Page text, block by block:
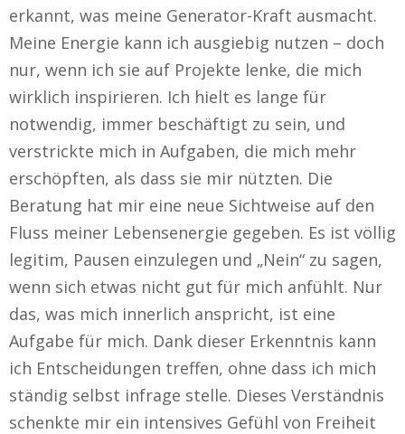
erkannt, was meine Generator-Kraft ausmacht.
Meine Energie kann ich ausgiebig nutzen – doch
nur, wenn ich sie auf Projekte lenke, die mich
wirklich inspirieren. Ich hielt es lange für
notwendig, immer beschäftigt zu sein, und
verstrickte mich in Aufgaben, die mich mehr
erschöpften, als dass sie mir nützten. Die
Beratung hat mir eine neue Sichtweise auf den
Fluss meiner Lebensenergie gegeben. Es ist völlig
legitim, Pausen einzulegen und „Nein“ zu sagen,
wenn sich etwas nicht gut für mich anfühlt. Nur
das, was mich innerlich anspricht, ist eine
Aufgabe für mich. Dank dieser Erkenntnis kann
ich Entscheidungen treffen, ohne dass ich mich
ständig selbst infrage stelle. Dieses Verständnis
schenkte mir ein intensives Gefühl von Freiheit